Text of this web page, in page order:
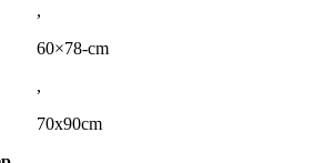
,
60×78-cm
,
70x90cm